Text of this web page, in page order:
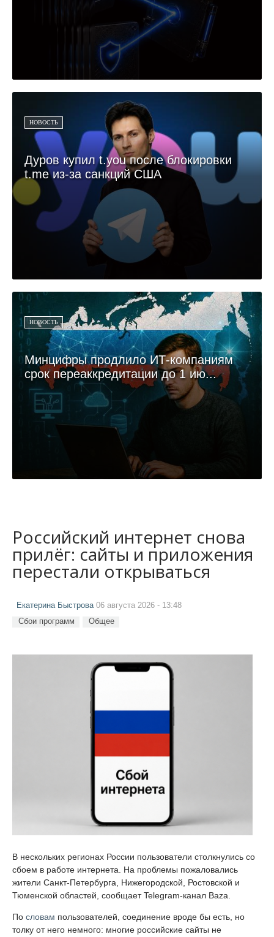
НОВОСТЬ
Дуров купил t.you после блокировки
t.me из-за санкций США
НОВОСТЬ
Минцифры продлило ИТ-компаниям
срок переаккредитации до 1 ию...
Российский интернет снова
прилёг: сайты и приложения
перестали открываться
Екатерина Быстрова06 августа 2026 - 13:48
Сбои программ Общее
В нескольких регионах России пользователи столкнулись со
сбоем в работе интернета. На проблемы пожаловались
жители Санкт-Петербурга, Нижегородской, Ростовской и
Тюменской областей, сообщает Telegram-канал Baza.
По словам пользователей, соединение вроде бы есть, но
толку от него немного: многие российские сайты не